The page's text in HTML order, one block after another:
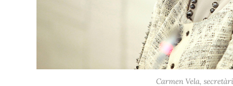
Carmen Vela,